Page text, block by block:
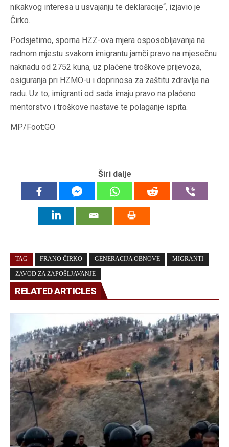
nikakvog interesa u usvajanju te deklaracije“, izjavio je
Čirko.
Podsjetimo, sporna HZZ-ova mjera osposobljavanja na
radnom mjestu svakom imigrantu jamči pravo na mjesečnu
naknadu od 2752 kuna, uz plaćene troškove prijevoza,
osiguranja pri HZMO-u i doprinosa za zaštitu zdravlja na
radu. Uz to, imigranti od sada imaju pravo na plaćeno
mentorstvo i troškove nastave te polaganje ispita.
MP/Foot:GO
Širi dalje
TAG FRANO ČIRKO GENERACIJA OBNOVE MIGRANTI
ZAVOD ZA ZAPOŠLJAVANJE
RELATED ARTICLES